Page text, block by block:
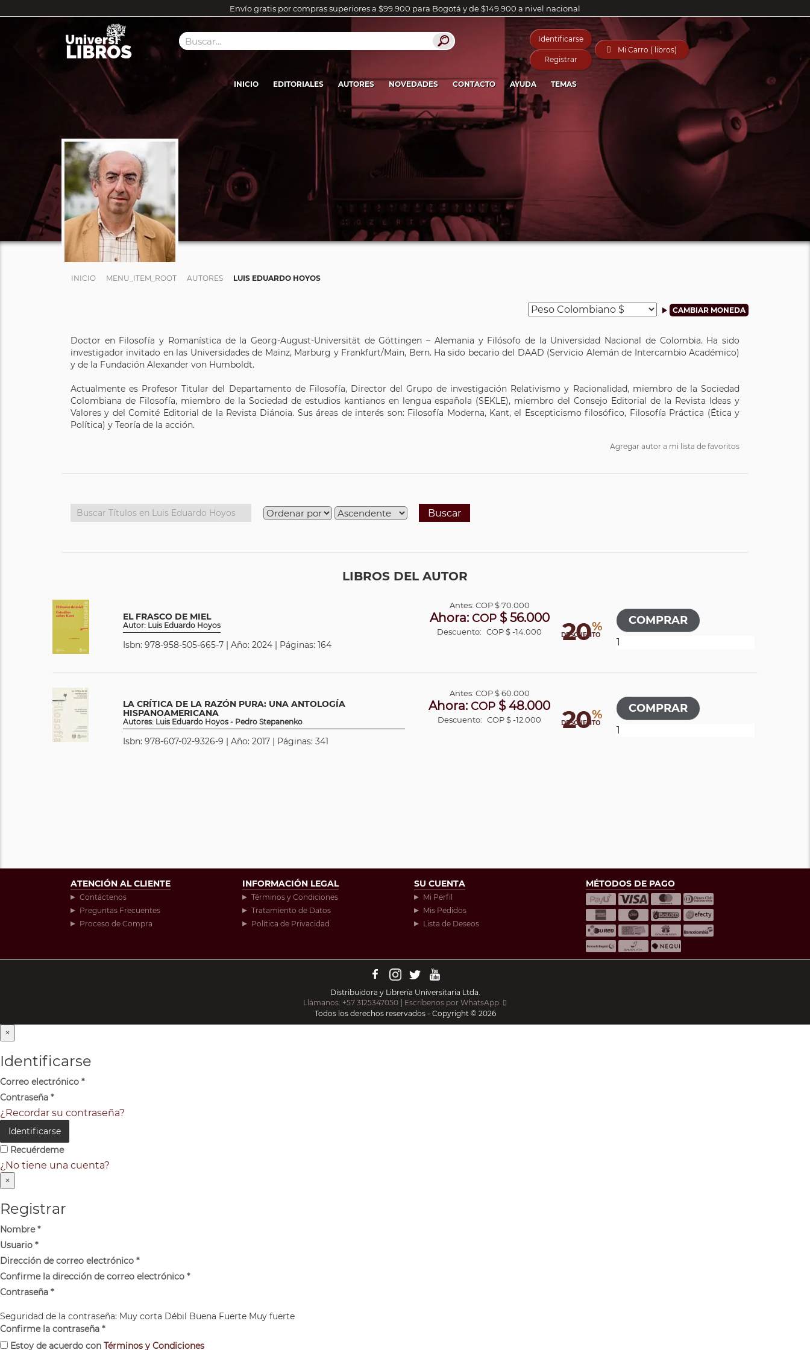
Envío gratis por compras superiores a $99.900 para Bogotá y de $149.900 a nivel nacional
Identificarse
Registrar
 Mi Carro ( libros)
INICIO EDITORIALES AUTORES NOVEDADES CONTACTO AYUDA TEMAS
INICIO MENU_ITEM_ROOT AUTORES LUIS EDUARDO HOYOS
Doctor en Filosofía y Romanística de la Georg-August-Universität de Göttingen – Alemania y Filósofo de la Universidad Nacional de Colombia. Ha sido
investigador invitado en las Universidades de Mainz, Marburg y Frankfurt/Main, Bern. Ha sido becario del DAAD (Servicio Alemán de Intercambio Académico)
y de la Fundación Alexander von Humboldt.
Actualmente es Profesor Titular del Departamento de Filosofía, Director del Grupo de investigación Relativismo y Racionalidad, miembro de la Sociedad
Colombiana de Filosofía, miembro de la Sociedad de estudios kantianos en lengua española (SEKLE), miembro del Consejo Editorial de la Revista Ideas y
Valores y del Comité Editorial de la Revista Diánoia. Sus áreas de interés son: Filosofía Moderna, Kant, el Escepticismo filosófico, Filosofía Práctica (Ética y
Política) y Teoría de la acción.
Agregar autor a mi lista de favoritos
Buscar
LIBROS DEL AUTOR
EL FRASCO DE MIEL
Autor: Luis Eduardo Hoyos
Isbn: 978-958-505-665-7 | Año: 2024 | Páginas: 164 20%
DESCUENTO
Antes: COP$ 70.000
Ahora: COP$ 56.000
Descuento: COP $ -14.000
LA CRÍTICA DE LA RAZÓN PURA: UNA ANTOLOGÍA
HISPANOAMERICANA
Autores: Luis Eduardo Hoyos - Pedro Stepanenko
Isbn: 978-607-02-9326-9 | Año: 2017 | Páginas: 341
20%
DESCUENTO
Antes: COP$ 60.000
Ahora: COP $ 48.000
Descuento: COP $ -12.000
ATENCIÓN AL CLIENTE
Contáctenos
Preguntas Frecuentes
Proceso de Compra
INFORMACIÓN LEGAL
Términos y Condiciones
Tratamiento de Datos
Política de Privacidad
SU CUENTA
Mi Perfil
Mis Pedidos
Lista de Deseos
MÉTODOS DE PAGO
Distribuidora y Librería Universitaria Ltda.
Llámanos: +57 3125347050
Escríbenos por WhatsApp:
Todos los derechos reservados - Copyright © 2026
×
Identificarse
Correo electrónico *
Contraseña *
¿Recordar su contraseña?
Identificarse
Recuérdeme
¿No tiene una cuenta?
×
Registrar
Nombre*
Usuario *
Dirección de correo electrónico *
Confirme la dirección de correo electrónico *
Contraseña *
Seguridad de la contraseña: Muy corta Débil Buena Fuerte Muy fuerte
Confirme la contraseña *
Estoy de acuerdo con Términos y Condiciones